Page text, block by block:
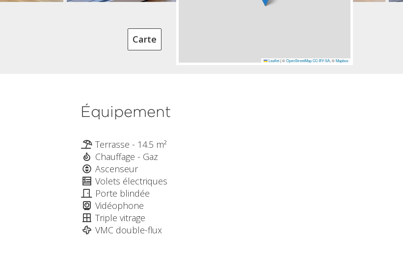
Carte
Leaflet |©OpenStreetMap CC-BY-SA, ©Mapbox
Équipement
Terrasse - 14.5 m²
Chauffage - Gaz
Ascenseur
Volets électriques
Porte blindée
Vidéophone
Triple vitrage
VMC double-flux